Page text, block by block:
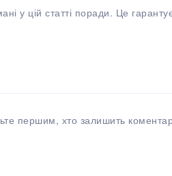
у цій статті поради. Це
першим, хто залишить коментар